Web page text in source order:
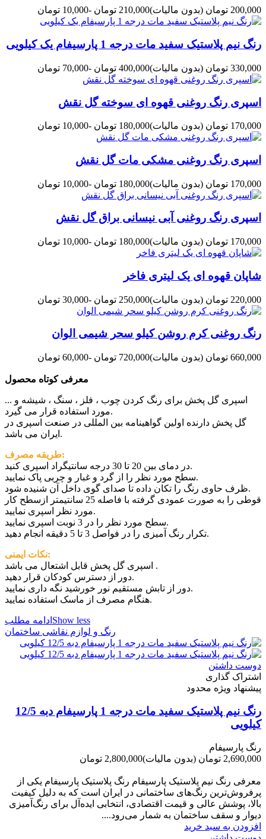
200,000 تومان (بدون مالیات)210,000 تومان -10,000 تومان
رنگ نیم پلاستیک سفید مات درجه 1 پارسیفام یک کیلویی
330,000 تومان (بدون مالیات)400,000 تومان -70,000 تومان
اسپری رنگ روغنی قهوه ای سوخته گل نقش
170,000 تومان (بدون مالیات)180,000 تومان -10,000 تومان
اسپری رنگ روغنی مشکی مات گل نقش
170,000 تومان (بدون مالیات)180,000 تومان -10,000 تومان
اسپری رنگ روغنی آبی نیسانی براق گل نقش
170,000 تومان (بدون مالیات)180,000 تومان -10,000 تومان
شاپان قهوه ای یک لیتری فاخر
220,000 تومان (بدون مالیات)250,000 تومان -30,000 تومان
رنگ روغنی کرم روشن کیلو سحر شیمی الوان
660,000 تومان (بدون مالیات)720,000 تومان -60,000 تومان
معرفی کوتاه محصول
اسپری گل پخش برای رنگ کردن چوب ، فلز ، سنگ ، شیشه و ...
مورد استفاده قرار می گیرد.
گل پخش دارنده اولین گواهینامه بین المللی در صنعت اسپری در
ایران می باشد.
طریقه مصرف:
در دمای بین 20 تا 30 درجه سانتیگراد اسپری کنید.
سطح مورد نظر را از گرد و غبار و چربی پاک نمایید.
ظرف حاوی رنگ را تکان داده تا صدای گوی داخل آن شنیده شود.
قوطی را به صورت عمودی گرفته با فاصله 25 سانتیمتر ازسطح کار
مورد نظر اسپری نمایید.
سطح مورد نظر را در 3 نوبت اسپری نمایید.
تکرار رنگ آمیزی را در فواصل 3 تا 5 دقیقه انجام دهید.
نکات ایمنی:
اسپری گل پخش قابل اشتعال می باشد .
دور از دسترس کودکان قرار دهید.
دور از تابش مستقیم نور خورشید نگه داری نمایید.
هنگام مصرف از ماسک استفاده نمایید.
ادامه مطلب Show less
رنگ و لوازم نقاشی ساختمان
دوست داشتن
اشتراک گذاری
پیشنهاد ویژه محدود
رنگ نیم پلاستیک سفید مات درجه 1 پارسیفام دبه 12/5
کیلویی
رنگ پارسیفام
2,690,000 تومان
(بدون مالیات)2,800,000 تومان
معرفی رنگ نیم پلاستیک پارسیفام رنگ پلاستیک پارسیفام یکی از
پرفروش‌ترین رنگ‌های ساختمانی در ایران است که به دلیل کیفیت
بالا، پوشش عالی و قیمت اقتصادی، انتخابی ایده‌آل برای رنگ‌آمیزی
دیوار و سقف ساختمان به شمار می‌رود....
افزودن به سبد خرید